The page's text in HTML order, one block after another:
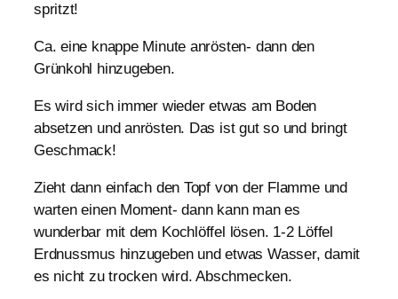
spritzt!
Ca. eine knappe Minute anrösten- dann den
Grünkohl hinzugeben.
Es wird sich immer wieder etwas am Boden
absetzen und anrösten. Das ist gut so und bringt
Geschmack!
Zieht dann einfach den Topf von der Flamme und
warten einen Moment- dann kann man es
wunderbar mit dem Kochlöffel lösen. 1-2 Löffel
Erdnussmus hinzugeben und etwas Wasser, damit
es nicht zu trocken wird. Abschmecken.